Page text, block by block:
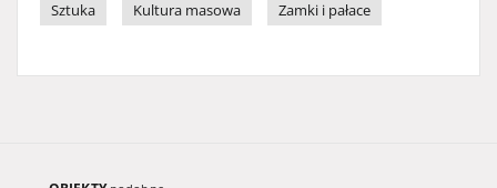
Sztuka
Kultura masowa Zamki i pałace